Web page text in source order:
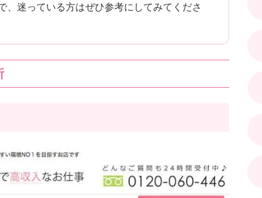
、迷っている方はぜひ参考にしてみてくださ